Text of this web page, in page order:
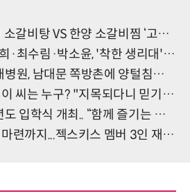
탕 VS 한양 소갈비찜 ‘고기계 VIP 대결’
소윤, '착한 생리대' 클라우드나인 전속모델 낙점
, 남대문 쪽방촌에 양털침구류 전달
는 누구? "지목되다니 믿기지 않아"
개최.. “함께 즐기는 스토리텔링 입학식”
젝스키스 멤버 3인 재결합 전 힘 모았던 사연